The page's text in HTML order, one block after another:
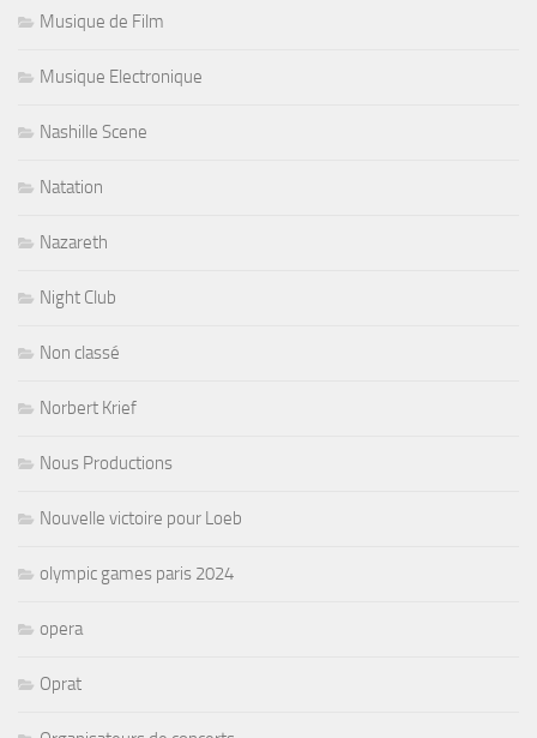
Musique de Film
Musique Electronique
Nashille Scene
Natation
Nazareth
Night Club
Non classé
Norbert Krief
Nous Productions
Nouvelle victoire pour Loeb
olympic games paris 2024
opera
Oprat